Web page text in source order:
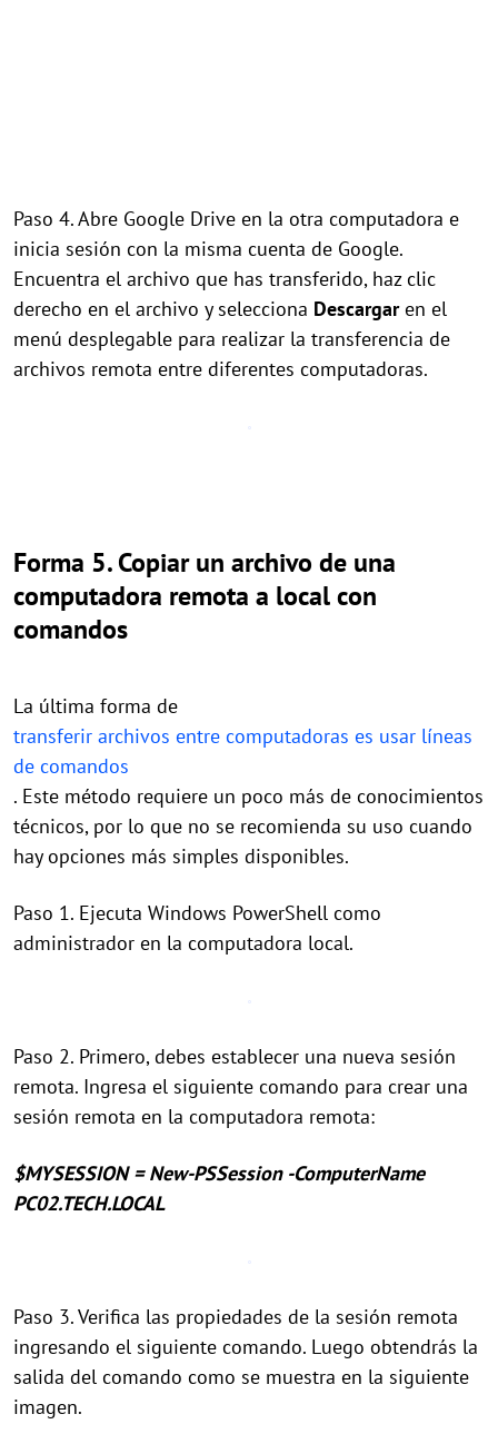
Paso 4. Abre Google Drive en la otra computadora e
inicia sesión con la misma cuenta de Google.
Encuentra el archivo que has transferido, haz clic
derecho en el archivo y selecciona Descargaren el
menú desplegable para realizar la transferencia de
archivos remota entre diferentes computadoras.
Forma 5. Copiar un archivo de una
computadora remota a local con
comandos
La última forma de
transferir archivos entre computadoras es usar líneas
de comandos
. Este método requiere un poco más de conocimientos
técnicos, por lo que no se recomienda su uso cuando
hay opciones más simples disponibles.
Paso 1. Ejecuta Windows PowerShell como
administrador en la computadora local.
Paso 2. Primero, debes establecer una nueva sesión
remota. Ingresa el siguiente comando para crear una
sesión remota en la computadora remota:
$MYSESSION = New-PSSession -ComputerName
PC02.TECH.LOCAL
Paso 3. Verifica las propiedades de la sesión remota
ingresando el siguiente comando. Luego obtendrás la
salida del comando como se muestra en la siguiente
imagen.